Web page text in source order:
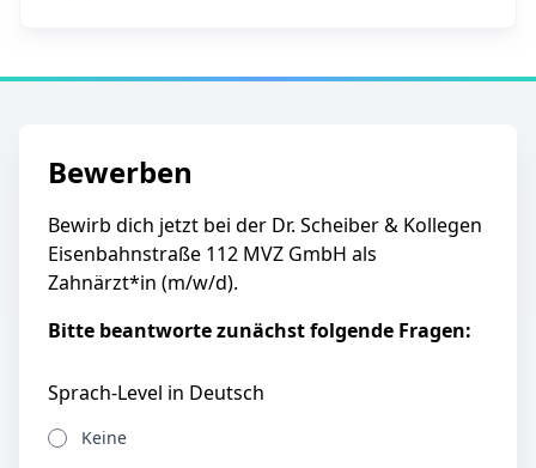
Bewerben
Bewirb dich jetzt bei der Dr. Scheiber & Kollegen
Eisenbahnstraße 112 MVZ GmbH als
Zahnärzt*in (m/w/d).
Bitte beantworte zunächst folgende Fragen:
Sprach-Level in Deutsch
Keine